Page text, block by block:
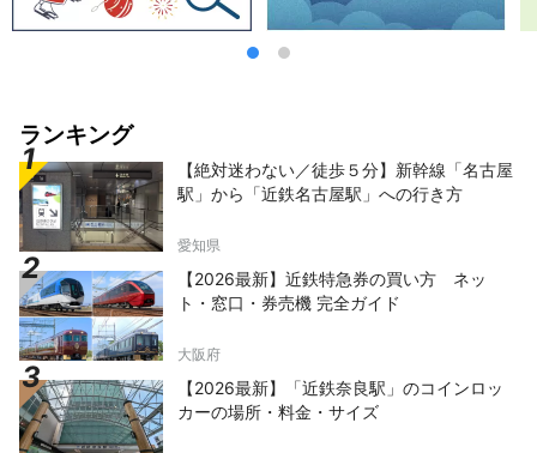
ランキング
【絶対迷わない／徒歩５分】新幹線「名古屋
駅」から「近鉄名古屋駅」への行き方
愛知県
【2026最新】近鉄特急券の買い方 ネッ
ト・窓口・券売機 完全ガイド
大阪府
【2026最新】「近鉄奈良駅」のコインロッ
カーの場所・料金・サイズ